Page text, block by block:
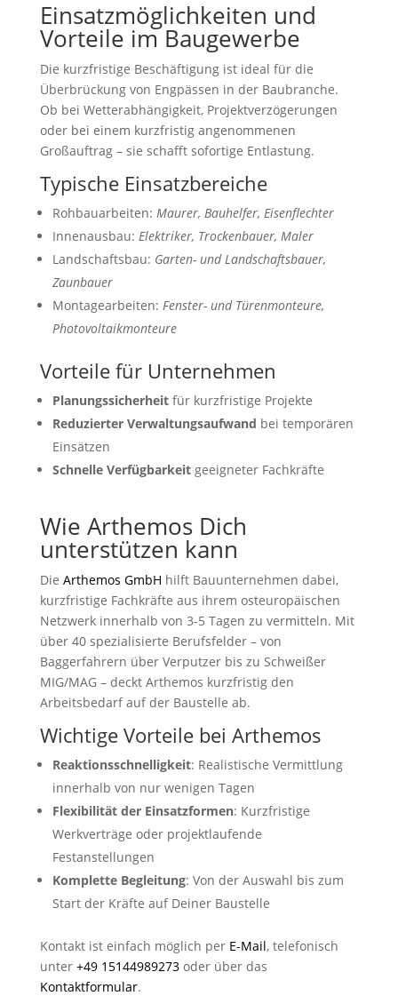
Einsatzmöglichkeiten und
Vorteile im Baugewerbe
Die kurzfristige Beschäftigung ist ideal für die
Überbrückung von Engpässen in der Baubranche.
Ob bei Wetterabhängigkeit, Projektverzögerungen
oder bei einem kurzfristig angenommenen
Großauftrag – sie schafft sofortige Entlastung.
Typische Einsatzbereiche
Rohbauarbeiten: Maurer, Bauhelfer, Eisenflechter
Innenausbau: Elektriker, Trockenbauer, Maler
Landschaftsbau: Garten- und Landschaftsbauer,
Zaunbauer
Montagearbeiten: Fenster- und Türenmonteure,
Photovoltaikmonteure
Vorteile für Unternehmen
Planungssicherheitfür kurzfristige Projekte
Reduzierter Verwaltungsaufwand bei temporären
Einsätzen
Schnelle Verfügbarkeitgeeigneter Fachkräfte
Wie Arthemos Dich
unterstützen kann
Die Arthemos GmbH hilft Bauunternehmen dabei,
kurzfristige Fachkräfte aus ihrem osteuropäischen
Netzwerk innerhalb von 3-5 Tagen zu vermitteln. Mit
über 40 spezialisierte Berufsfelder – von
Baggerfahrern über Verputzer bis zu Schweißer
MIG/MAG – deckt Arthemos kurzfristig den
Arbeitsbedarf auf der Baustelle ab.
Wichtige Vorteile bei Arthemos
Reaktionsschnelligkeit: Realistische Vermittlung
innerhalb von nur wenigen Tagen
Flexibilität der Einsatzformen: Kurzfristige
Werkverträge oder projektlaufende
Festanstellungen
Komplette Begleitung: Von der Auswahl bis zum
Start der Kräfte auf Deiner Baustelle
Kontakt ist einfach möglich per E-Mail, telefonisch
unter +49 15144989273oder über das
Kontaktformular.